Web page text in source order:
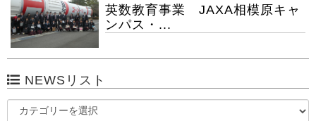
英数教育事業 JAXA相模原キャ
ンパス・...
NEWSリスト